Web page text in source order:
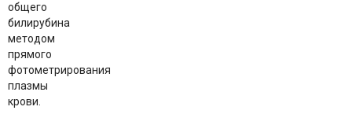
общего
билирубина
методом
прямого
фотометрирования
плазмы
крови.